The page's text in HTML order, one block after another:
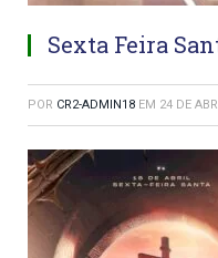
Sexta Feira
POR CR2-ADMIN18 EM 24 DE